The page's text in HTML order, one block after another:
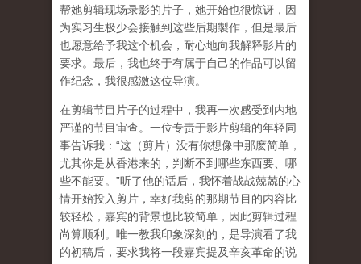
帮她剪辑现场录影的片子，她开始也很惊讶，因
为实习生极少会接触到这些后期製作，但是最后
也愿意给予我这个机会，耐心地向我解释影片的
要求。最后，我也终于有属于自己的作品可以留
作纪念，我很感激这位导演。
在剪辑节目片子的过程中，我再一次感受到内地
严谨的节目审查。一位专责于影片剪辑的年轻同
事告诉我：“这（剪片）没有你想像中那麽简单，
尤其你是从香港来的，判断不到哪些东西要、哪
些不能要。”听了他的话后，我怀着战战兢兢的心
情开始投入剪片，幸好我剪的那期节目的内容比
较轻松，嘉宾的背景也比较简单，因此剪辑过程
尚算顺利。唯一教我印象深刻的，是导演看了我
的初稿后，要求我将一段嘉宾提及辛亥革命的说